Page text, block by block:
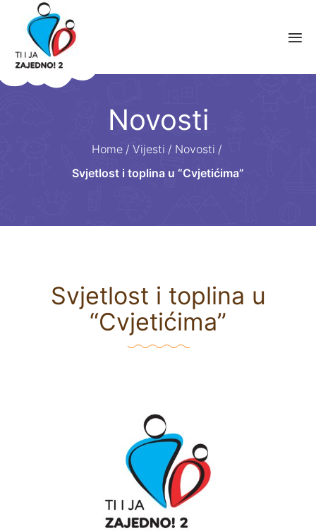
Novosti
Home / Vijesti / Novosti /
Svjetlost i toplina u “Cvjetićima”
Svjetlost i toplina u
“Cvjetićima”